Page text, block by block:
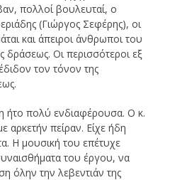
πολλοί βουλευταί, ο
(Γιώργος Σεφέρης), οι
και άπειροι άνθρωποι του
δράσεως. Οι περισσότεροι εξ
τον τόνον της
ήτο πολύ ενδιαφέρουσα. Ο κ.
πείραν. Είχε ήδη
Η μουσική του επέτυχε
του έργου, να
όλην την λεβεντιάν της